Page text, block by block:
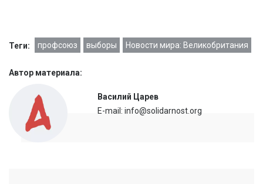
Теги: профсоюз выборы Новости мира: Великобритания
Автор материала:
Василий Царев
E-mail: info@solidarnost.org